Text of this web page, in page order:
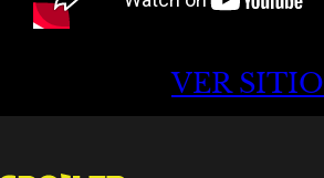
VER SITIO